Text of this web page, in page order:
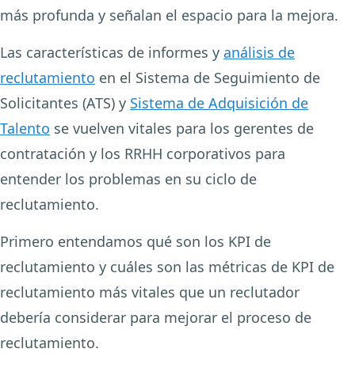
más profunda y señalan el espacio para la mejora.
Las características de informes y análisis de
reclutamiento en el Sistema de Seguimiento de
Solicitantes (ATS) y Sistema de Adquisición de
Talento se vuelven vitales para los gerentes de
contratación y los RRHH corporativos para
entender los problemas en su ciclo de
reclutamiento.
Primero entendamos qué son los KPI de
reclutamiento y cuáles son las métricas de KPI de
reclutamiento más vitales que un reclutador
debería considerar para mejorar el proceso de
reclutamiento.